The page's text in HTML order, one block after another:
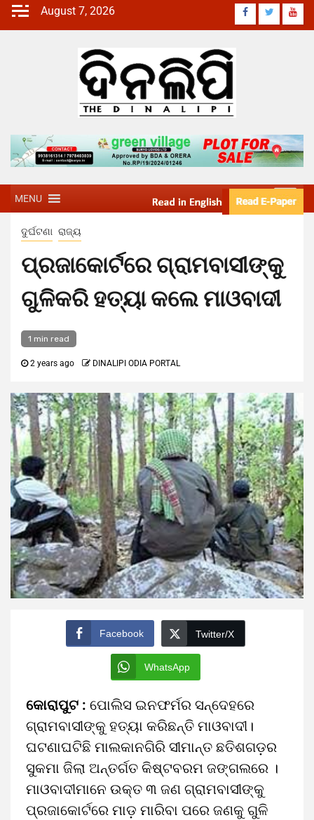
August 7, 2026
MENU
ଦୁର୍ଘଟଣା ରାଜ୍ୟ
ପ୍ରଜାକୋର୍ଟରେ ଗ୍ରାମବାସୀଙ୍କୁ
ଗୁଳିକରି ହତ୍ୟା କଲେ ମାଓବାଦୀ
1 min read
2 years ago DINALIPI ODIA PORTAL
Facebook Twitter/X
WhatsApp
କୋରାପୁଟ : ପୋଲିସ ଇନଫର୍ମର ସନ୍ଦେହରେ
ଗ୍ରାମବାସୀଙ୍କୁ ହତ୍ୟା କରିଛନ୍ତି ମାଓବାଦୀ।
ଘଟଣାଘଟିଛି ମାଲକାନଗିରି ସୀମାନ୍ତ ଛତିଶଗଡ଼ର
ସୁକମା ଜିଲା ଅନ୍ତର୍ଗତ କିଷ୍ଟବରମ ଜଙ୍ଗଲରେ ।
ମାଓବାଦୀମାନେ ଉକ୍ତ ୩ ଜଣ ଗ୍ରାମବାସୀଙ୍କୁ
ପ୍ରଜାକୋର୍ଟରେ ମାଡ଼ ମାରିବା ପରେ ଜଣକୁ ଗୁଳି